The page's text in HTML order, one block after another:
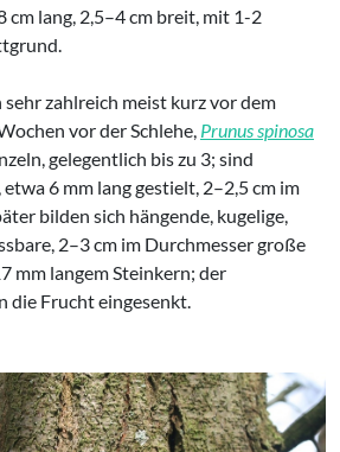
lang, 2,5–4 cm breit, mit 1-2
zahlreich meist kurz vor dem
vor der Schlehe, Prunus spinosa
gelegentlich bis zu 3; sind
6 mm lang gestielt, 2–2,5 cm im
bilden sich hängende, kugelige,
2–3 cm im Durchmesser große
mm langem Steinkern; der
die Frucht eingesenkt.